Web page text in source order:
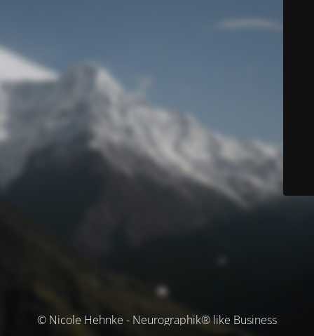
© Nicole Hehnke - Neurographik® like Business